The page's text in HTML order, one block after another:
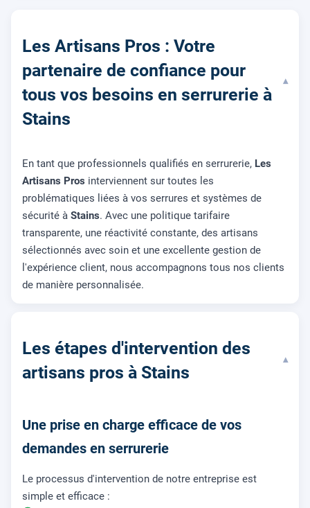
Les Artisans Pros : Votre
partenaire de confiance pour
tous vos besoins en serrurerie à
Stains
▾
En tant que professionnels qualifiés en serrurerie, Les
Artisans Pros interviennent sur toutes les
problématiques liées à vos serrures et systèmes de
sécurité à Stains. Avec une politique tarifaire
transparente, une réactivité constante, des artisans
sélectionnés avec soin et une excellente gestion de
l'expérience client, nous accompagnons tous nos clients
de manière personnalisée.
Les étapes d'intervention des
artisans pros à Stains
▾
Une prise en charge efficace de vos
demandes en serrurerie
Le processus d'intervention de notre entreprise est
simple et efficace :